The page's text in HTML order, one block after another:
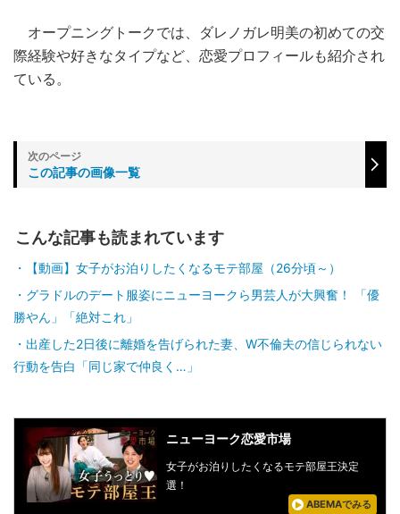
オープニングトークでは、ダレノガレ明美の初めての交
際経験や好きなタイプなど、恋愛プロフィールも紹介され
ている。
この記事の画像一覧
こんな記事も読まれています
【動画】女子がお泊りしたくなるモテ部屋（26分頃～）
グラドルのデート服姿にニューヨークら男芸人が大興奮！ 「優
勝やん」「絶対これ」
出産した2日後に離婚を告げられた妻、W不倫夫の信じられない
行動を告白「同じ家で仲良く…」
ニューヨーク恋愛市場
女子がお泊りしたくなるモテ部屋王決定
選！
ABEMAでみる